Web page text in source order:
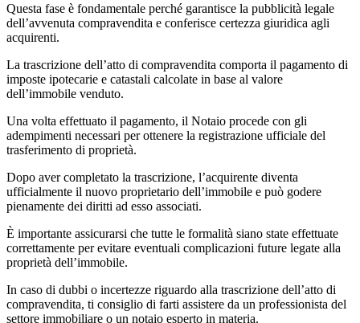
Questa fase è fondamentale perché garantisce la pubblicità legale
dell’avvenuta compravendita e conferisce certezza giuridica agli
acquirenti.
La trascrizione dell’atto di compravendita comporta il pagamento di
imposte ipotecarie e catastali calcolate in base al valore
dell’immobile venduto.
Una volta effettuato il pagamento, il Notaio procede con gli
adempimenti necessari per ottenere la registrazione ufficiale del
trasferimento di proprietà.
Dopo aver completato la trascrizione, l’acquirente diventa
ufficialmente il nuovo proprietario dell’immobile e può godere
pienamente dei diritti ad esso associati.
È importante assicurarsi che tutte le formalità siano state effettuate
correttamente per evitare eventuali complicazioni future legate alla
proprietà dell’immobile.
In caso di dubbi o incertezze riguardo alla trascrizione dell’atto di
compravendita, ti consiglio di farti assistere da un professionista del
settore immobiliare o un notaio esperto in materia.